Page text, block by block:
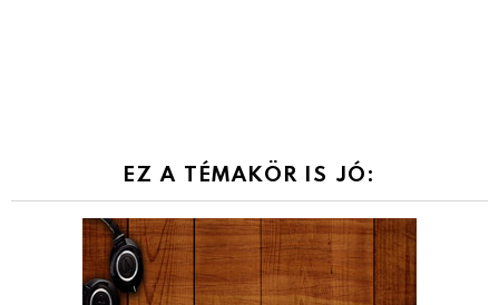
EZ A TÉMAKÖR IS JÓ: